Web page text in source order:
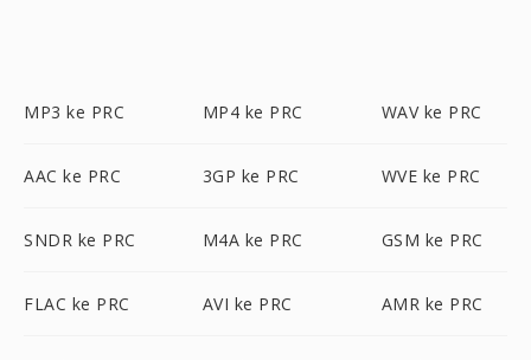
MP3 ke PRC MP4 ke PRC WAV ke PRC
AAC ke PRC 3GP ke PRC WVE ke PRC
SNDR ke PRC M4A ke PRC GSM ke PRC
FLAC ke PRC AVI ke PRC AMR ke PRC